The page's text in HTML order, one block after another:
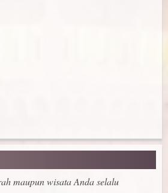
maupun wisata Anda selalu